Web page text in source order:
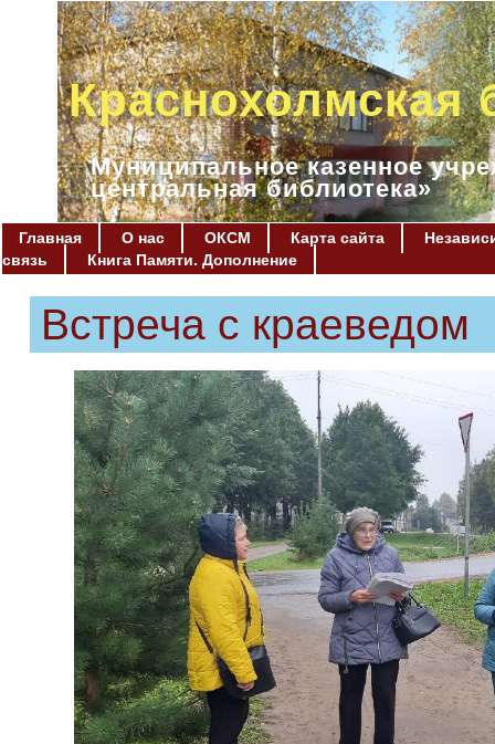
Краснохолмская
Муниципальное казенное
центральная библиотека»
Главная О нас ОКСМ Карта сайта
связь
Книга Памяти. Дополнение
Встреча с краеведом